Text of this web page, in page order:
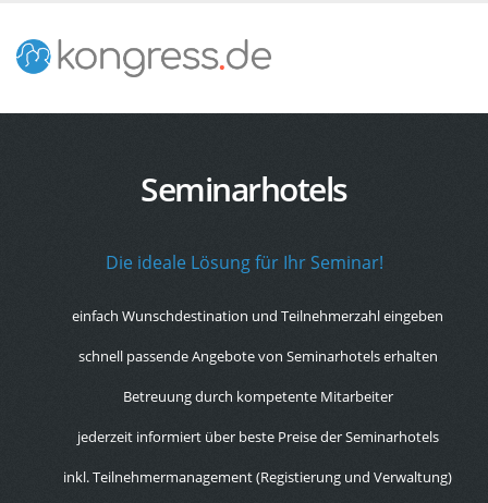
Seminarhotels
Die ideale Lösung für Ihr Seminar!
einfach Wunschdestination und Teilnehmerzahl eingeben
schnell passende Angebote von Seminarhotels erhalten
Betreuung durch kompetente Mitarbeiter
jederzeit informiert über beste Preise der Seminarhotels
inkl. Teilnehmermanagement (Registierung und Verwaltung)